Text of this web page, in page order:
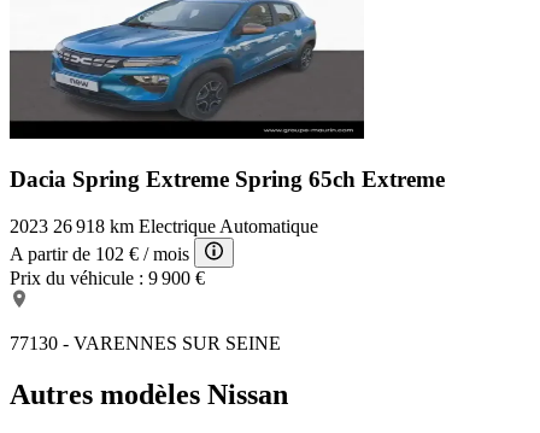
Levier vitesse cuir
Ordinateur de bord
Antidémarrage électronique
Eclairage d'ambiance
Prise USB
Bacs de portes avant
Dacia Spring Extreme Spring 65ch Extreme
2023 26 918 km Electrique Automatique
A partir de 102 € / mois
Prix du véhicule : 9 900 €
77130 - VARENNES SUR SEINE
Autres modèles Nissan